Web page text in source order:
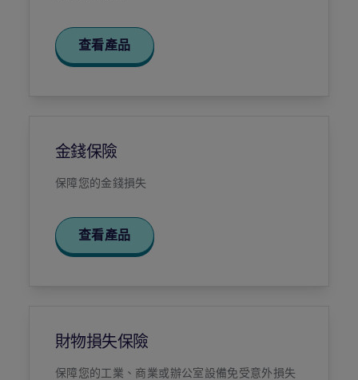
查看產品
金錢保險
保障您的金錢損失
查看產品
財物損失保險
保障您的工業、商業或辦公室設備免受意外損失